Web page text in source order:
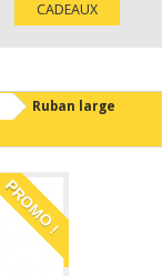
CADEAUX
Ruban large
PROMO !